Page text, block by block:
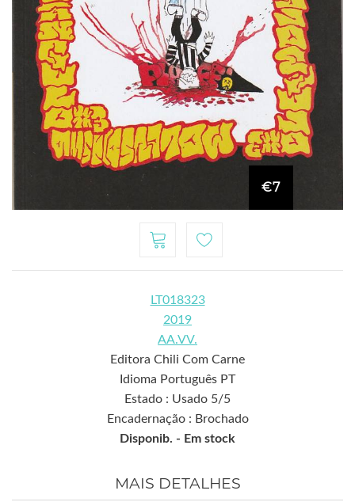
€7
LT018323
2019
AA.VV.
Editora Chili Com Carne
Idioma Português PT
Estado : Usado 5/5
Encadernação : Brochado
Disponib. - Em stock
MAIS DETALHES